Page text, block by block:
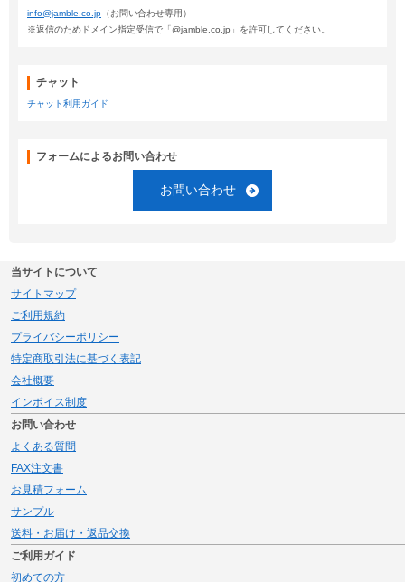
info@jamble.co.jp （お問い合わせ専用）
※返信のためドメイン指定受信で「@jamble.co.jp」を許可してください。
チャット
チャット利用ガイド
フォームによるお問い合わせ
お問い合わせ
当サイトについて
サイトマップ
ご利用規約
プライバシーポリシー
特定商取引法に基づく表記
会社概要
インボイス制度
お問い合わせ
よくある質問
FAX注文書
お見積フォーム
サンプル
送料・お届け・返品交換
ご利用ガイド
初めての方